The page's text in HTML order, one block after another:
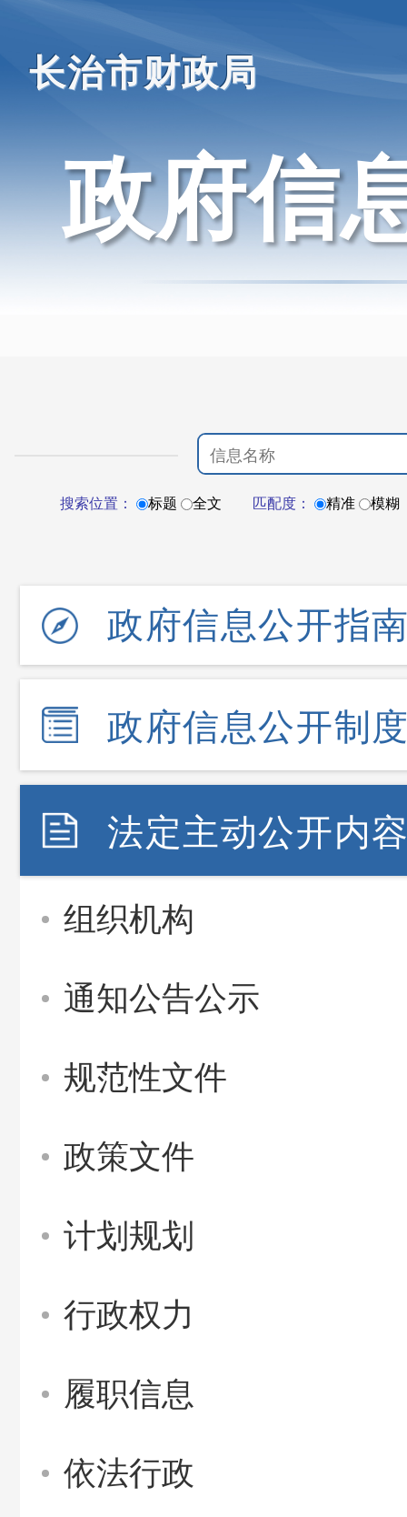
长治市财政局
政府信
搜索位置： 标题 全文 匹配度： 精准 模糊
政府信息公开指
政府信息公开制
法定主动公开内
组织机构
通知公告公示
规范性文件
政策文件
计划规划
行政权力
履职信息
依法行政